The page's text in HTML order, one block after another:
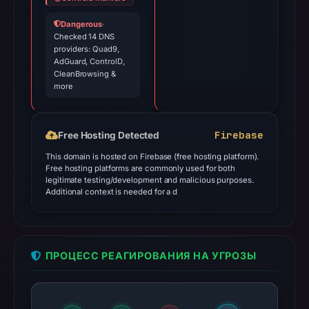
Dangerous·
Checked 14 DNS
providers: Quad9,
AdGuard, ControlD,
CleanBrowsing &
more
Free Hosting Detected Firebase
This domain is hosted on Firebase (free hosting platform).
Free hosting platforms are commonly used for both
legitimate testing/development and malicious purposes.
Additional context is needed for a d
ПРОЦЕСС РЕАГИРОВАНИЯ НА УГРОЗЫ